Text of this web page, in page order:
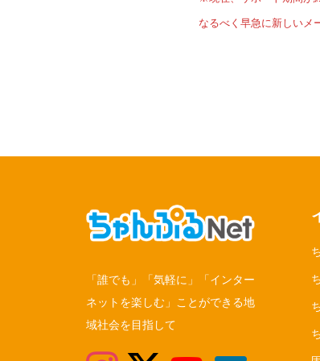
なるべく早急に新しいメ
「誰でも」「気軽に」「インター
ネットを楽しむ」ことができる地
域社会を目指して